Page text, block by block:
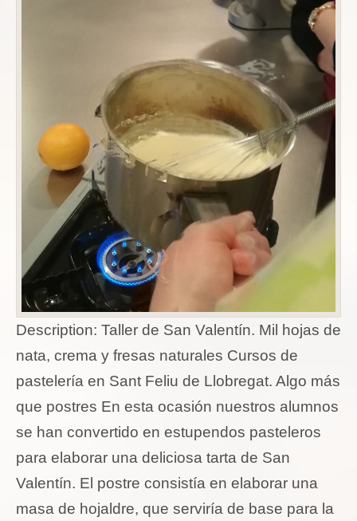
Description: Taller de San Valentín. Mil hojas de
nata, crema y fresas naturales Cursos de
pastelería en Sant Feliu de Llobregat. Algo más
que postres En esta ocasión nuestros alumnos
se han convertido en estupendos pasteleros
para elaborar una deliciosa tarta de San
Valentín. El postre consistía en elaborar una
masa de hojaldre, que serviría de base para la